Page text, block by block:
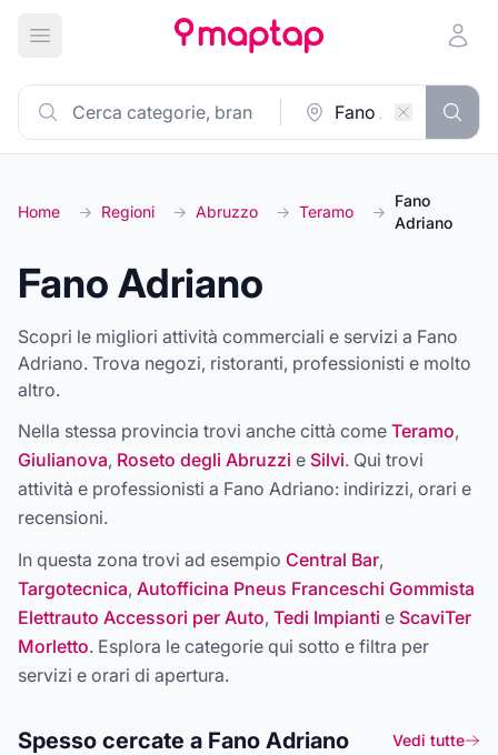
Apri menu principale
Home → Regioni → Abruzzo → Teramo →
Fano
Adriano
Fano Adriano
Scopri le migliori attività commerciali e servizi a Fano
Adriano. Trova negozi, ristoranti, professionisti e molto
altro.
Nella stessa provincia trovi anche città come Teramo,
Giulianova, Roseto degli Abruzzi e Silvi. Qui trovi
attività e professionisti a Fano Adriano: indirizzi, orari e
recensioni.
In questa zona trovi ad esempio Central Bar,
Targotecnica, Autofficina Pneus Franceschi Gommista
Elettrauto Accessori per Auto, Tedi Impianti e ScaviTer
Morletto. Esplora le categorie qui sotto e filtra per
servizi e orari di apertura.
Spesso cercate a Fano Adriano Vedi tutte